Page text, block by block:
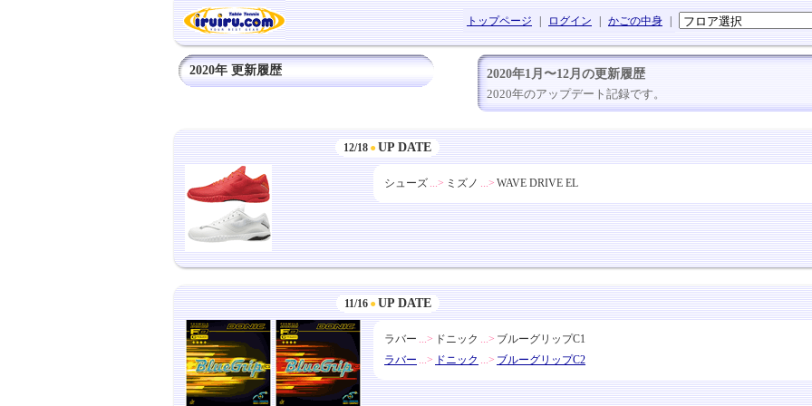
かごの中身
ログイン
トップページ
2020年 更新履歴
2020年1月〜12月の更新履歴
2020年のアップデート記録です。
●
12/18 UP DATE
シューズ ...> ミズノ ...> WAVE DRIVE EL
●
11/16 UP DATE
ラバー ...> ドニック ...> ブルーグリップC1
ラバー ...> ドニック ...> ブルーグリップC2